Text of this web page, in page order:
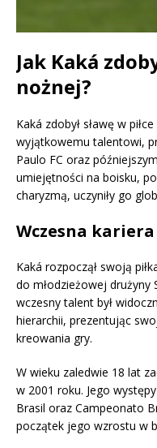
Jak Kaká
nożnej?
Kaká zdobył sławę w
wyjątkowemu talentowi,
Paulo FC oraz
umiejętności na boisku,
charyzmą, uczyniły go
Wczesna kariera
Kaká rozpoczął swoją
do młodzieżowej drużyny
wczesny talent był
hierarchii, prezentując
kreowania gry.
W wieku zaledwie 18 lat
w 2001 roku. Jego
Brasil oraz Campeonato
początek jego wzrostu w